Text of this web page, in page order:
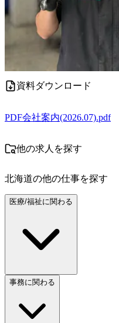
資料ダウンロード
PDF会社案内(2026.07).pdf
他の求人を探す
北海道の他の仕事を探す
医療/福祉に関わる
事務に関わる